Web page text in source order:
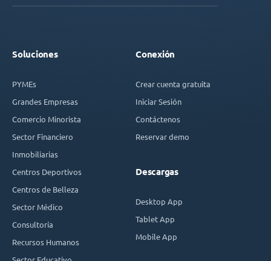
Soluciones
PYMEs
Grandes Empresas
Comercio Minorista
Sector Financiero
Inmobiliarias
Centros Deportivos
Centros de Belleza
Sector Médico
Consultoría
Recursos Humanos
Conexión
Crear cuenta gratuita
Iniciar Sesión
Contáctenos
Reservar demo
Descargas
Desktop App
Tablet App
Mobile App